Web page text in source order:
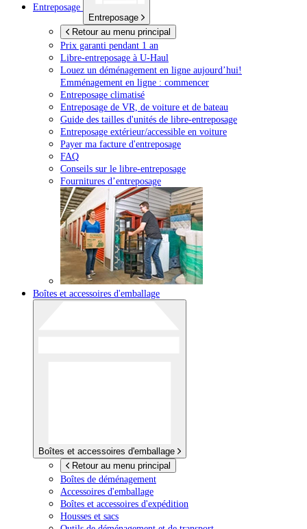
Entreposage
Entreposage
Retour au menu principal
Prix garanti pendant 1 an
Libre-entreposage à U-Haul
Louez un déménagement en ligne aujourd’hui!
Emménagement en ligne : commencer
Entreposage climatisé
Entreposage de VR, de voiture et de bateau
Guide des tailles d'unités de libre-entreposage
Entreposage extérieur/accessible en voiture
Payer ma facture d'entreposage
FAQ
Conseils sur le libre-entreposage
Fournitures d’entreposage
Boîtes et accessoires d'emballage
Boîtes et accessoires d'emballage
Retour au menu principal
Boîtes de déménagement
Accessoires d'emballage
Boîtes et accessoires d'expédition
Housses et sacs